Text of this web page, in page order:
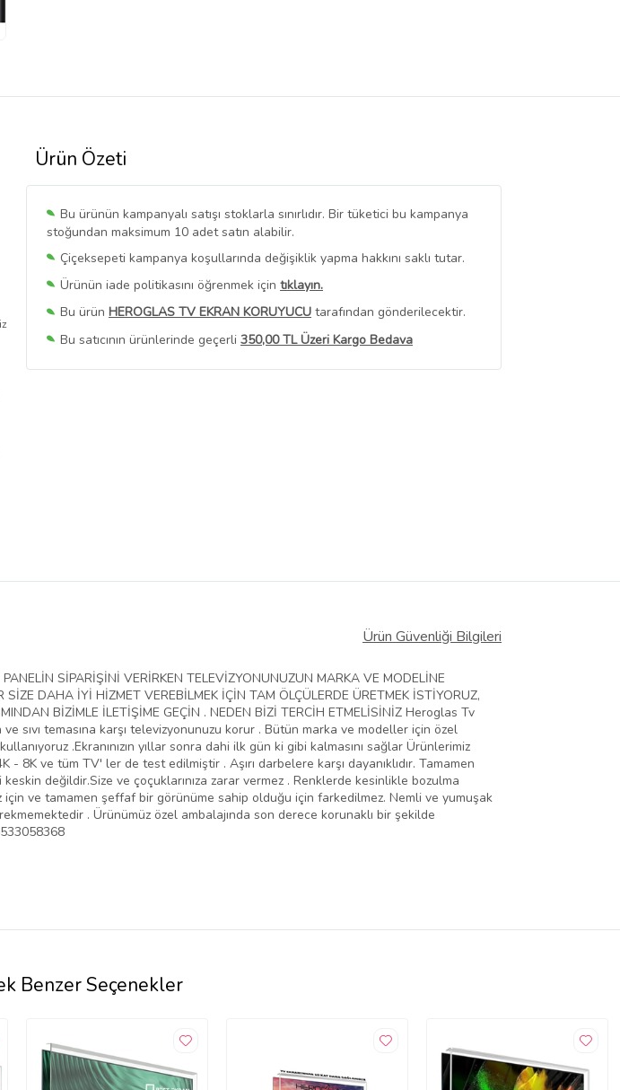
Ürün Özeti
Bu ürünün kampanyalı satışı stoklarla sınırlıdır. Bir tüketici bu kampanya
stoğundan maksimum 10 adet satın alabilir.
Çiçeksepeti kampanya koşullarında değişiklik yapma hakkını saklı tutar.
Ürünün iade politikasını öğrenmek için tıklayın.
Bu ürün HEROGLAS TV EKRAN KORUYUCU tarafından gönderilecektir.
Bu satıcının ürünlerinde geçerli 350,00 TL Üzeri Kargo Bedava
Bu SatıcınınTüm Ürünlerini Görüntüle
Ürün Güvenliği Bilgileri
SİPARİŞİNİ VERİRKEN TELEVİZYONUNUZUN MARKA VE MODELİNE
DAHA İYİ HİZMET VEREBİLMEK İÇİN TAM ÖLÇÜLERDE ÜRETMEK İSTİYORUZ,
BİZİMLE İLETİŞİME GEÇİN . NEDEN BİZİ TERCİH ETMELİSİNİZ Heroglas Tv
sıvı temasına karşı televizyonunuzu korur . Bütün marka ve modeller için özel
.Ekranınızın yıllar sonra dahi ilk gün ki gibi kalmasını sağlar Ürünlerimiz
8K ve tüm TV' ler de test edilmiştir . Aşırı darbelere karşı dayanıklıdır. Tamamen
değildir.Size ve çoçuklarınıza zarar vermez . Renklerde kesinlikle bozulma
için ve tamamen şeffaf bir görünüme sahip olduğu için farkedilmez. Nemli ve yumuşak
. Ürünümüz özel ambalajında son derece korunaklı bir şekilde
Benzer Seçenekler